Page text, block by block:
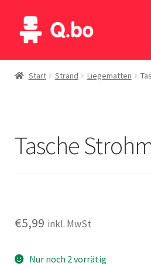
Skip
to
Skip
to
Home
Katalog
Start Strand Liegematten
Tasche
€5,99 inkl. MwSt
Nur noch 2 vorrätig